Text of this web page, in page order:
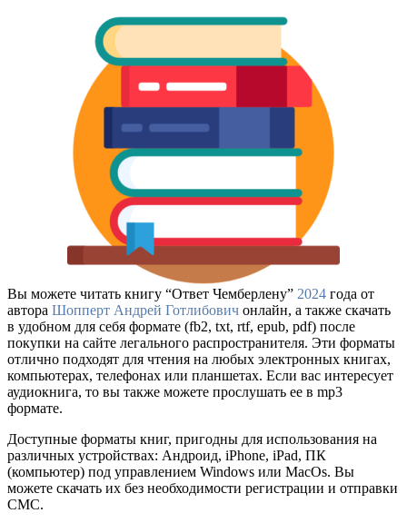
Вы можете читать книгу “Ответ Чемберлену” 2024 года от
автора Шопперт Андрей Готлибович онлайн, а также скачать
в удобном для себя формате (fb2, txt, rtf, epub, pdf) после
покупки на сайте легального распространителя. Эти форматы
отлично подходят для чтения на любых электронных книгах,
компьютерах, телефонах или планшетах. Если вас интересует
аудиокнига, то вы также можете прослушать ее в mp3
формате.
Доступные форматы книг, пригодны для использования на
различных устройствах: Андроид, iPhone, iPad, ПК
(компьютер) под управлением Windows или MacOs. Вы
можете скачать их без необходимости регистрации и отправки
СМС.